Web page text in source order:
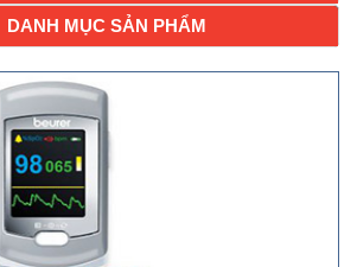
DANH MỤC SẢN PHẨM